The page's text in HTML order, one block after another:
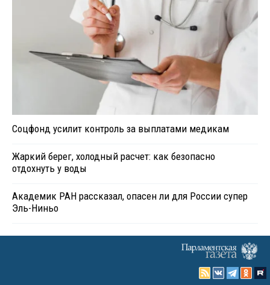
Соцфонд усилит контроль за выплатами медикам
Жаркий берег, холодный расчет: как безопасно
отдохнуть у воды
Академик РАН рассказал, опасен ли для России супер
Эль-Ниньо